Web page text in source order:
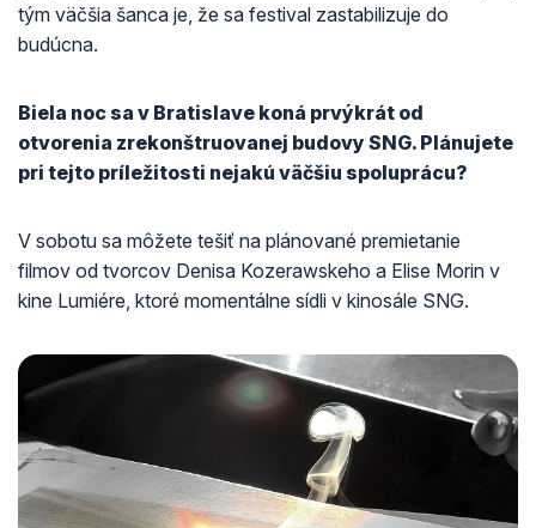
tým väčšia šanca je, že sa festival zastabilizuje do
budúcna.
Biela noc sa v Bratislave koná prvýkrát od
otvorenia zrekonštruovanej budovy SNG. Plánujete
pri tejto príležitosti nejakú väčšiu spoluprácu?
V sobotu sa môžete tešiť na plánované premietanie
filmov od tvorcov Denisa Kozerawskeho a Elise Morin v
kine Lumiére, ktoré momentálne sídli v kinosále SNG.